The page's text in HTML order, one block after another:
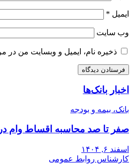
ایمیل *
وب‌ سایت
ذخیره نام، ایمیل و وبسایت من در
اخبار بانک‌ها
بانک، بیمه و بودجه
صفر تا صد محاسبه اقساط وام
اسفند ۶, ۱۴۰۴
کارشناس روابط عمومی